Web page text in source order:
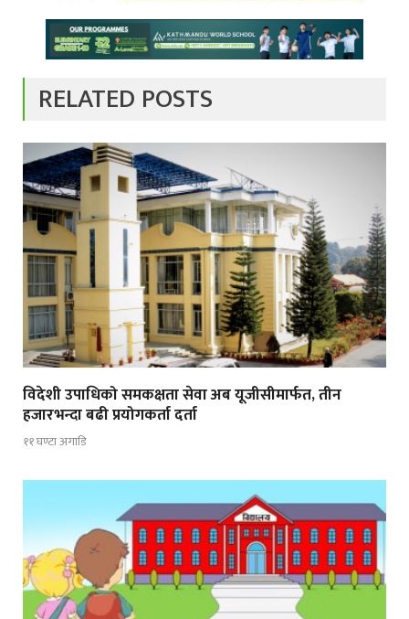
RELATED POSTS
विदेशी उपाधिको समकक्षता सेवा अब यूजीसीमार्फत, तीन
हजारभन्दा बढी प्रयोगकर्ता दर्ता
११ घण्टा अगाडि